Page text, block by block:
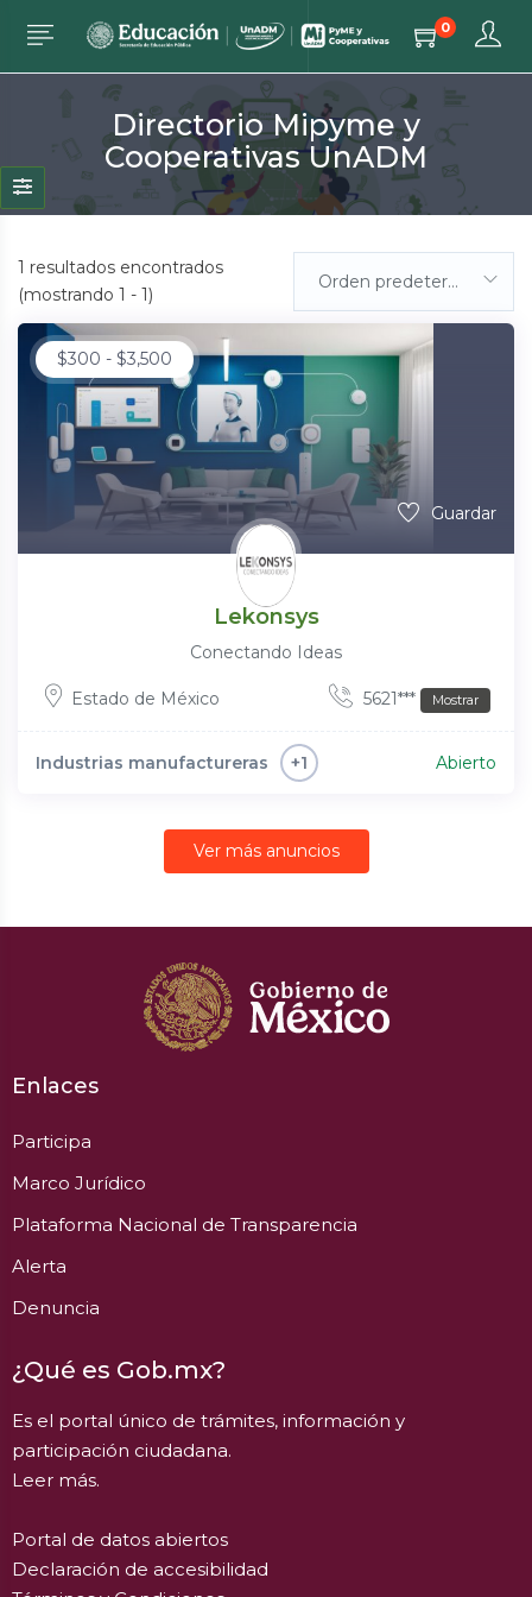
0
Directorio Mipyme y
Cooperativas UnADM
1 resultados encontrados
(mostrando 1 - 1)
Orden predeterminada
$300 - $3,500
Guardar
Lekonsys
Conectando Ideas
Estado de México 5621*** Mostrar
Industrias manufactureras +1 Abierto
Ver más anuncios
Enlaces
Participa
Marco Jurídico
Plataforma Nacional de Transparencia
Alerta
Denuncia
¿Qué es Gob.mx?
Es el portal único de trámites, información y
participación ciudadana.
Leer más.
Portal de datos abiertos
Declaración de accesibilidad